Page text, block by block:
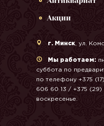
Акции
г. Минск , ул.
Мы работаем:
суббота по
по телефону +375
606 60 13 / +375
воскресенье.